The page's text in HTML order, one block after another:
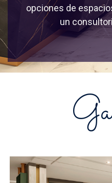
opciones de
un